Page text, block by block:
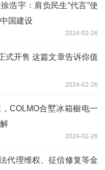
浩宇：肩负民生“代言”使
国建设
2024-02-26
式开售 这篇文章告诉你值
2024-02-26
COLMO合墅冰箱橱电一
2024-02-26
代理维权、征信修复等金